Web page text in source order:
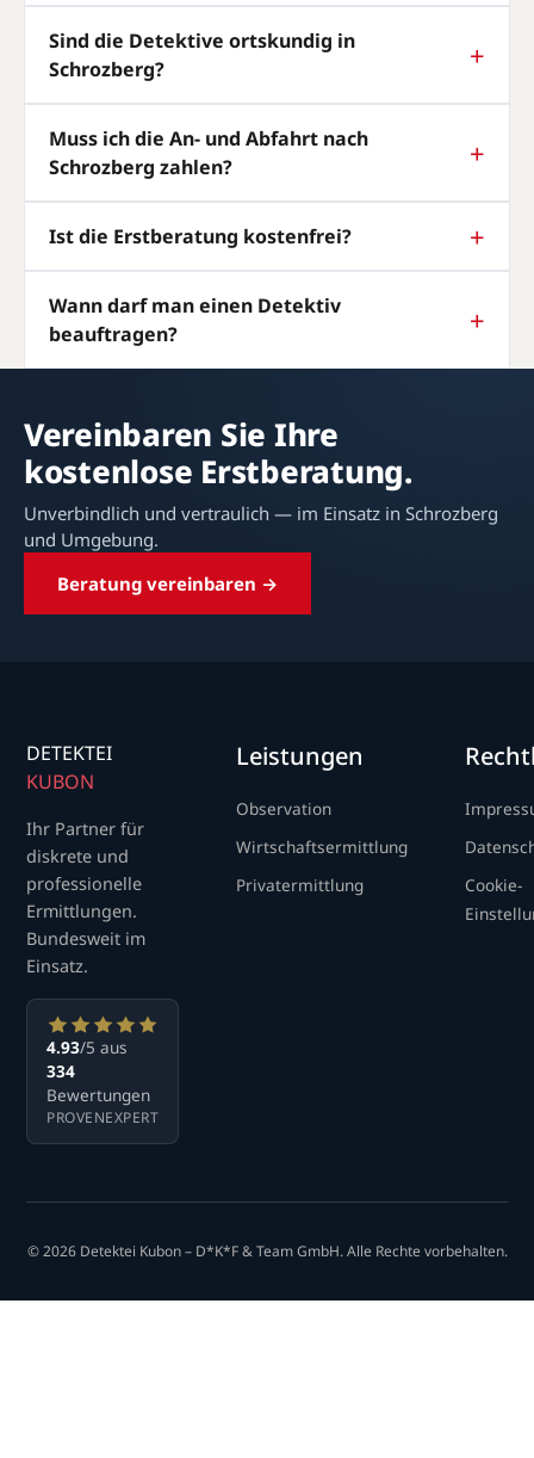
Sind die Detektive ortskundig in
Schrozberg?
Muss ich die An- und Abfahrt nach
Schrozberg zahlen?
Ist die Erstberatung kostenfrei?
Wann darf man einen Detektiv
beauftragen?
Vereinbaren Sie Ihre
kostenlose Erstberatung.
Unverbindlich und vertraulich — im Einsatz in Schrozberg
und Umgebung.
Beratung vereinbaren →
DETEKTEI
KUBON
Ihr Partner für
diskrete und
professionelle
Ermittlungen.
Bundesweit im
Einsatz.
4.93/5 aus
334
Bewertungen
PROVENEXPERT
Leistungen
Observation
Wirtschaftsermittlung
Privatermittlung
Cookie-
© 2026 Detektei Kubon – D*K*F & Team GmbH. Alle Rechte vorbehalten.